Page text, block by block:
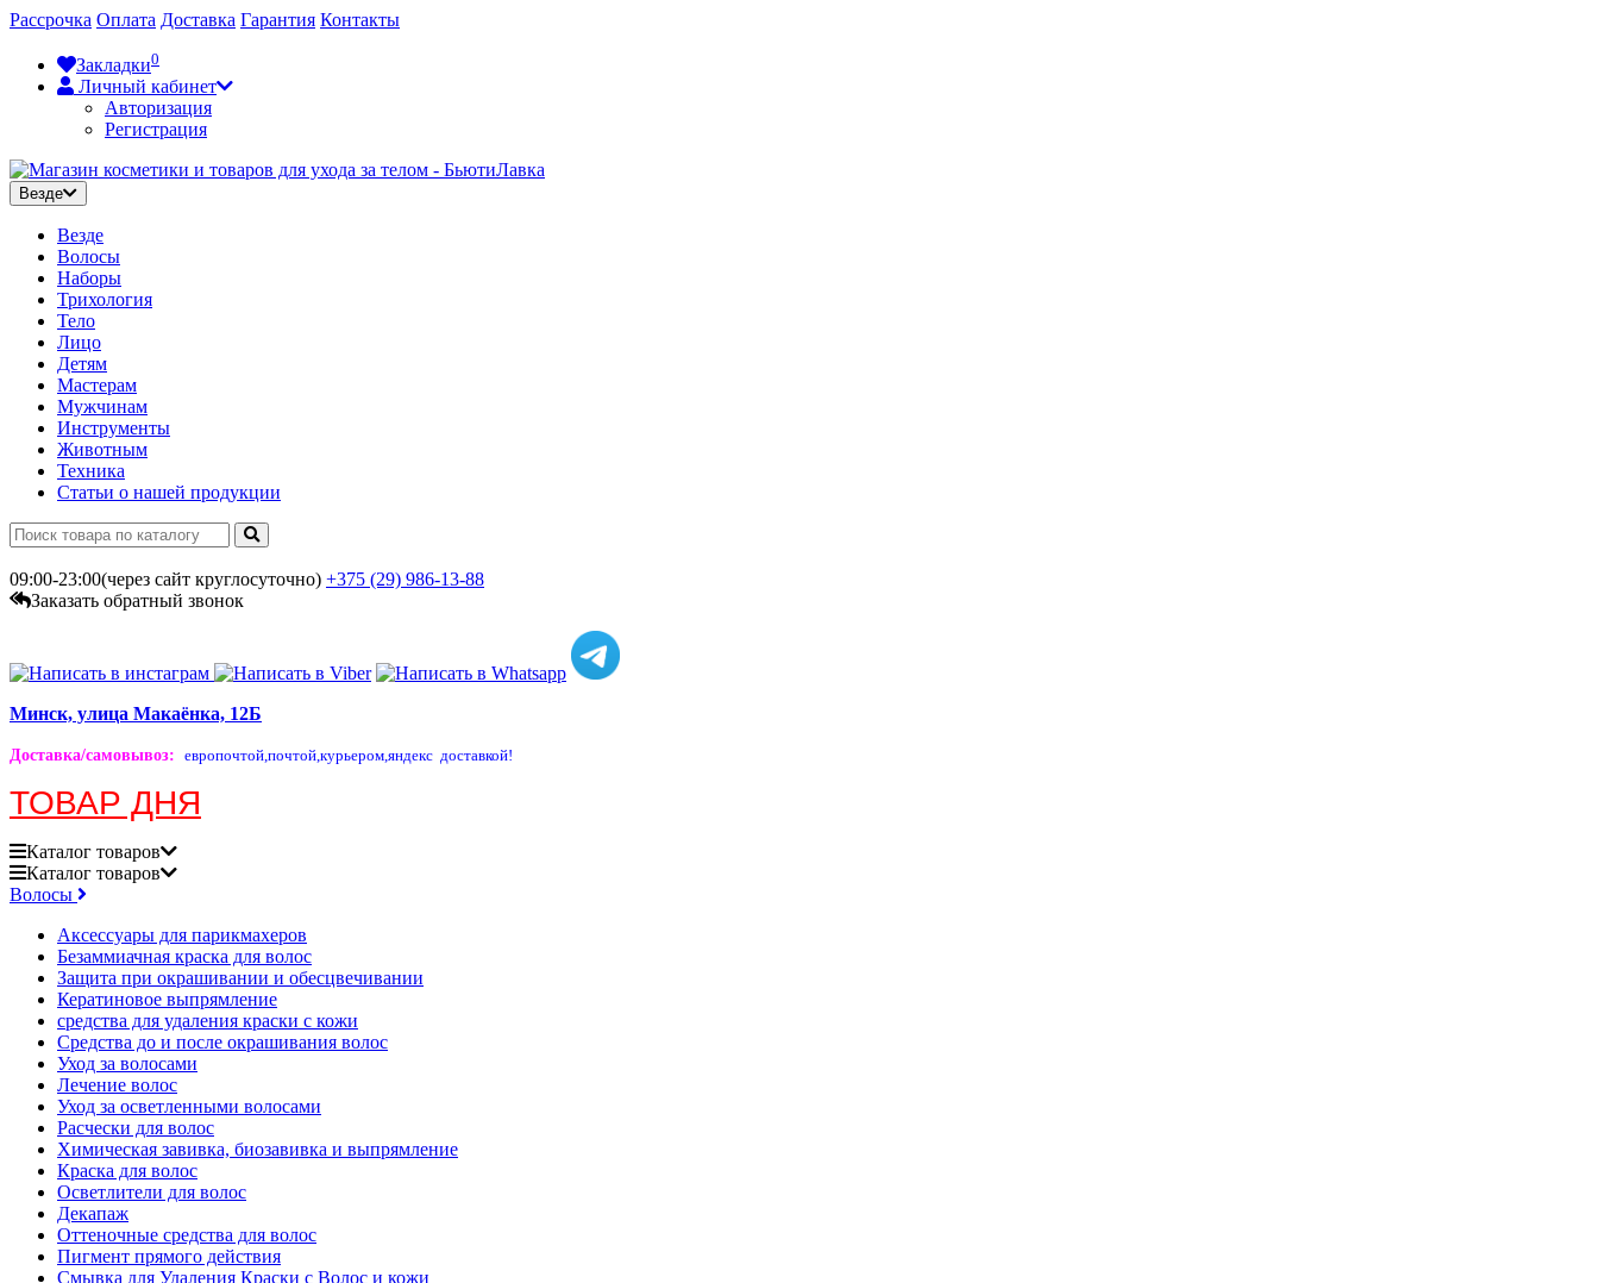
Рассрочка Оплата Доставка Гарантия Контакты
Закладки0
Личный кабинет
Авторизация
Регистрация
Везде
Везде
Волосы
Наборы
Трихология
Тело
Лицо
Детям
Мастерам
Мужчинам
Инструменты
Животным
Техника
Статьи о нашей продукции
09:00-23:00(через сайт круглосуточно) +375 (29) 986-13-88
Заказать обратный звонок
Минск, улица Макаёнка, 12Б
Доставка/самовывоз: европочтой, почтой, курьером, яндекс доставкой!
ТОВАР ДНЯ
Каталог товаров
Каталог товаров
Волосы
Аксессуары для парикмахеров
Безаммиачная краска для волос
Защита при окрашивании и обесцвечивании
Кератиновое выпрямление
средства для удаления краски с кожи
Средства до и после окрашивания волос
Уход за волосами
Лечение волос
Уход за осветленными волосами
Расчески для волос
Химическая завивка, биозавивка и выпрямление
Краска для волос
Осветлители для волос
Декапаж
Оттеночные средства для волос
Пигмент прямого действия
Смывка для Удаления Краски с Волос и кожи